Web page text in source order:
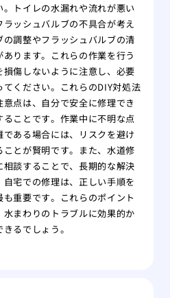
トイレの水漏れや流れが悪い
ッシュバルブの不具合が考え
調整やフラッシュバルブの清
ります。これらの作業を行う
傷しないように注意し、必要
ください。これらのDIY対処法
点は、自分で安全に修理でき
ことです。作業中に不明な点
ある場合には、リスクを避け
とが賢明です。また、水道修
談することで、長期的な解決
宅での修理は、正しい手順を
重要です。これらのポイント
まわりのトラブルに効果的か
るでしょう。